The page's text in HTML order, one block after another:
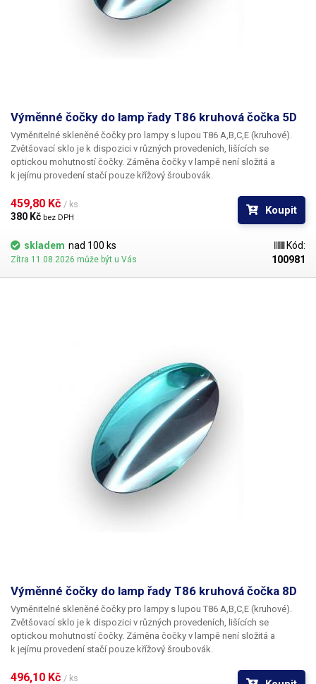
Hmotnost 2.4 kg
Napájecí napětí 230V/50Hz
Výměnné čočky do lamp řady T86 kruhová čočka 5D
Vyměnitelné skleněné čočky pro lampy s lupou T86 A,B,C,E (kruhové).
Zvětšovací sklo je k dispozici v různých provedeních, lišících se
optickou mohutností čočky. Záměna čočky v lampě není složitá a
k jejímu provedení stačí pouze křížový šroubovák.
459,80 Kč / ks
380 Kč bez DPH
Koupit
skladem nad 100 ks
Zítra 11.08.2026 může být u Vás
Kód:
100981
Výměnné čočky do lamp řady T86 kruhová čočka 8D
Vyměnitelné skleněné čočky pro lampy s lupou T86 A,B,C,E (kruhové).
Zvětšovací sklo je k dispozici v různých provedeních, lišících se
optickou mohutností čočky. Záměna čočky v lampě není složitá a
k jejímu provedení stačí pouze křížový šroubovák.
496,10 Kč / ks